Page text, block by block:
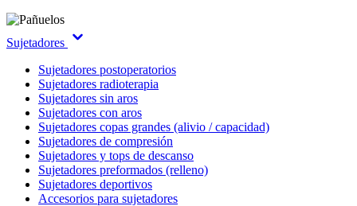
Sujetadores
Sujetadores postoperatorios
Sujetadores radioterapia
Sujetadores sin aros
Sujetadores con aros
Sujetadores copas grandes (alivio / capacidad)
Sujetadores de compresión
Sujetadores y tops de descanso
Sujetadores preformados (relleno)
Sujetadores deportivos
Accesorios para sujetadores